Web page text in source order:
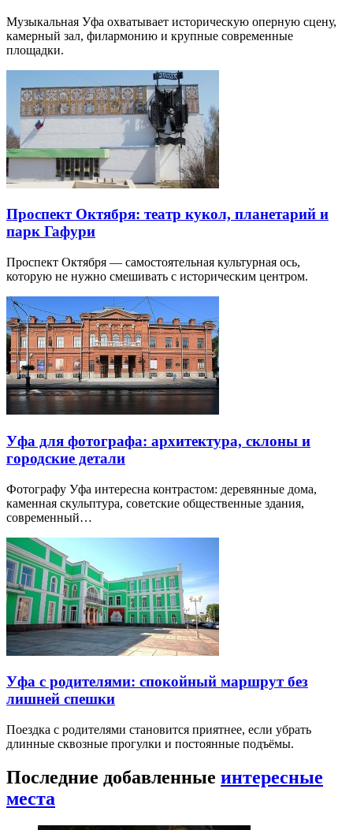
Музыкальная Уфа охватывает историческую оперную сцену,
камерный зал, филармонию и крупные современные
площадки.
Проспект Октября: театр кукол, планетарий и
парк Гафури
Проспект Октября — самостоятельная культурная ось,
которую не нужно смешивать с историческим центром.
Уфа для фотографа: архитектура, склоны и
городские детали
Фотографу Уфа интересна контрастом: деревянные дома,
каменная скульптура, советские общественные здания,
современный…
Уфа с родителями: спокойный маршрут без
лишней спешки
Поездка с родителями становится приятнее, если убрать
длинные сквозные прогулки и постоянные подъёмы.
Последние добавленные интересные
места